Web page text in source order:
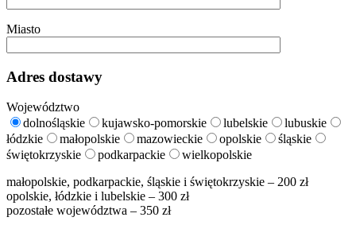
Miasto
Adres dostawy
Województwo
dolnośląskie
kujawsko-pomorskie lubelskie
lubuskie
łódzkie
małopolskie mazowieckie opolskie
śląskie
świętokrzyskie
podkarpackie
wielkopolskie
małopolskie, podkarpackie, śląskie i świętokrzyskie – 200 zł
opolskie, łódzkie i lubelskie – 300 zł
pozostałe województwa – 350 zł